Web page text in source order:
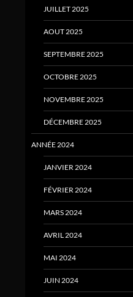
JUILLET 2025
AOUT 2025
SEPTEMBRE 2025
OCTOBRE 2025
NOVEMBRE 2025
DÉCEMBRE 2025
ANNÉE 2024
JANVIER 2024
FÉVRIER 2024
MARS 2024
AVRIL 2024
MAI 2024
JUIN 2024